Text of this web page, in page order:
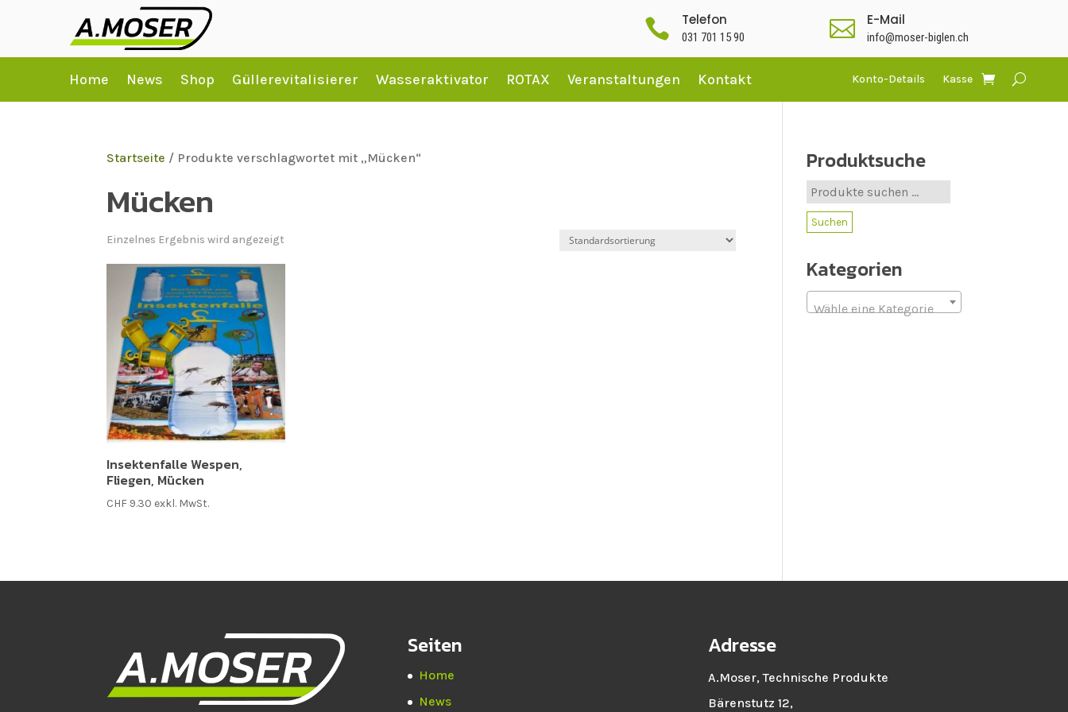
 Telefon
031 701 15 90  E-Mail
info@moser-biglen.ch
Home News Shop Güllerevitalisierer Wasseraktivator ROTAX Veranstaltungen Kontakt Konto-Details Kasse
Startseite / Produkte verschlagwortet mit „Mücken“
Mücken
Einzelnes Ergebnis wird angezeigt
Insektenfalle Wespen,
Fliegen, Mücken
CHF 9.30 exkl. MwSt.
Produktsuche
Suche
nach:
Suchen
Kategorien
Wähle eine Kategorie
Seiten
Home
News
Adresse
A.Moser, Technische Produkte
Bärenstutz 12,